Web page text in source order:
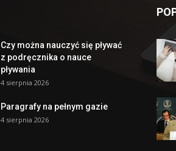
Czy można nauczyć się pływać
z podręcznika o nauce
pływania
4 sierpnia 2026
Paragrafy na pełnym gazie
4 sierpnia 2026